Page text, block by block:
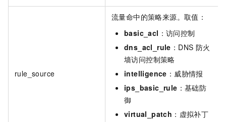
rule_source
流量命中的策略来源。取值：
basic_acl ：访问控制
dns_acl_rule ：DNS 防火
墙访问控制策略
intelligence ：威胁情报
ips_basic_rule ：基础防
御
virtual_patch ：虚拟补丁